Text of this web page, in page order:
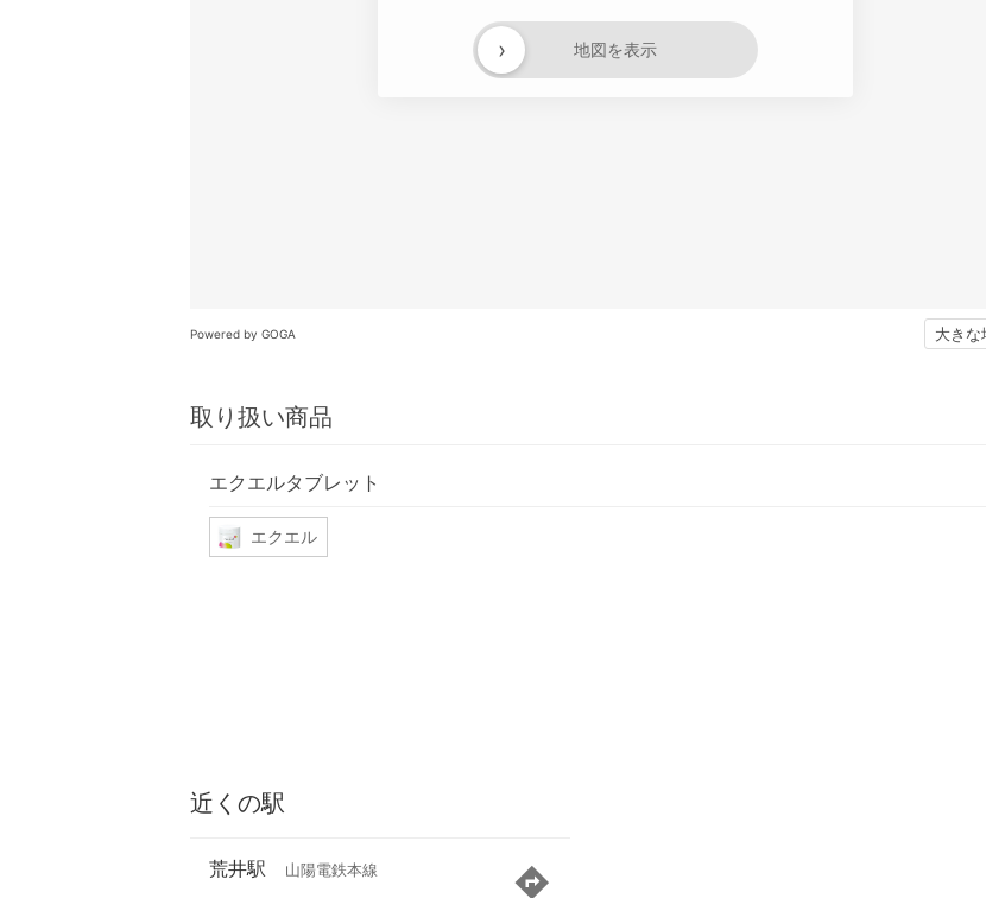
地図を表示
›
Powered by GOGA 大きな
取り扱い商品
エクエルタブレット
エクエル
近くの駅
荒井駅 山陽電鉄本線